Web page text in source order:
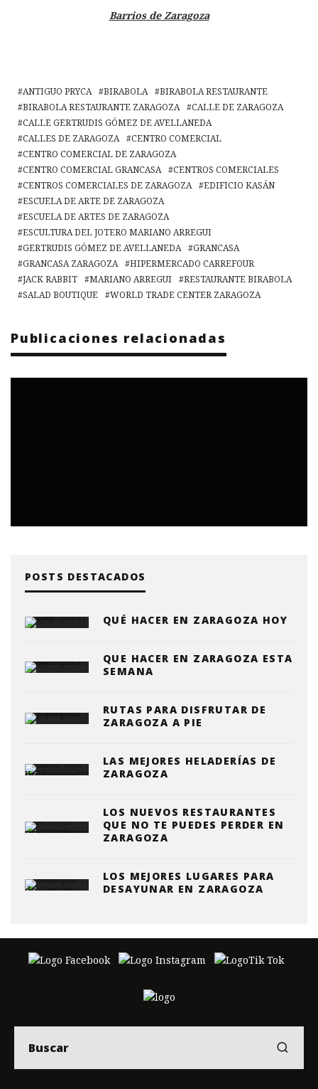
Barrios de Zaragoza
ANTIGUO PRYCA BIRABOLA
BIRABOLA RESTAURANTE
BIRABOLA RESTAURANTE ZARAGOZA
CALLE DE ZARAGOZA
CALLE GERTRUDIS GÓMEZ DE AVELLANEDA
CALLES DE ZARAGOZA
CENTRO COMERCIAL
CENTRO COMERCIAL DE ZARAGOZA
CENTRO COMERCIAL GRANCASA
CENTROS COMERCIALES
CENTROS COMERCIALES DE ZARAGOZA
EDIFICIO KASÁN
ESCUELA DE ARTE DE ZARAGOZA
ESCUELA DE ARTES DE ZARAGOZA
ESCULTURA DEL JOTERO MARIANO ARREGUI
GERTRUDIS GÓMEZ DE AVELLANEDA
GRANCASA
GRANCASA ZARAGOZA
HIPERMERCADO CARREFOUR
JACK RABBIT
MARIANO ARREGUI
RESTAURANTE BIRABOLA
SALAD BOUTIQUE
WORLD TRADE CENTER ZARAGOZA
Publicaciones relacionadas
POSTS DESTACADOS
QUÉ HACER EN ZARAGOZA HOY
QUE HACER EN ZARAGOZA ESTA
SEMANA
RUTAS PARA DISFRUTAR DE
ZARAGOZA A PIE
LAS MEJORES HELADERÍAS DE
ZARAGOZA
LOS NUEVOS RESTAURANTES
QUE NO TE PUEDES PERDER EN
ZARAGOZA
LOS MEJORES LUGARES PARA
DESAYUNAR EN ZARAGOZA